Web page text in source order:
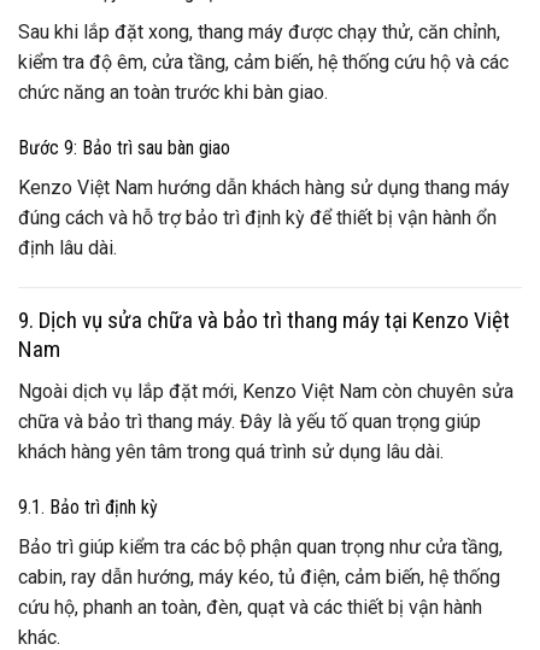
Sau khi lắp đặt xong, thang máy được chạy thử, căn chỉnh,
kiểm tra độ êm, cửa tầng, cảm biến, hệ thống cứu hộ và các
chức năng an toàn trước khi bàn giao.
Bước 9: Bảo trì sau bàn giao
Kenzo Việt Nam hướng dẫn khách hàng sử dụng thang máy
đúng cách và hỗ trợ bảo trì định kỳ để thiết bị vận hành ổn
định lâu dài.
9. Dịch vụ sửa chữa và bảo trì thang máy tại Kenzo Việt
Nam
Ngoài dịch vụ lắp đặt mới, Kenzo Việt Nam còn chuyên sửa
chữa và bảo trì thang máy. Đây là yếu tố quan trọng giúp
khách hàng yên tâm trong quá trình sử dụng lâu dài.
9.1. Bảo trì định kỳ
Bảo trì giúp kiểm tra các bộ phận quan trọng như cửa tầng,
cabin, ray dẫn hướng, máy kéo, tủ điện, cảm biến, hệ thống
cứu hộ, phanh an toàn, đèn, quạt và các thiết bị vận hành
khác.